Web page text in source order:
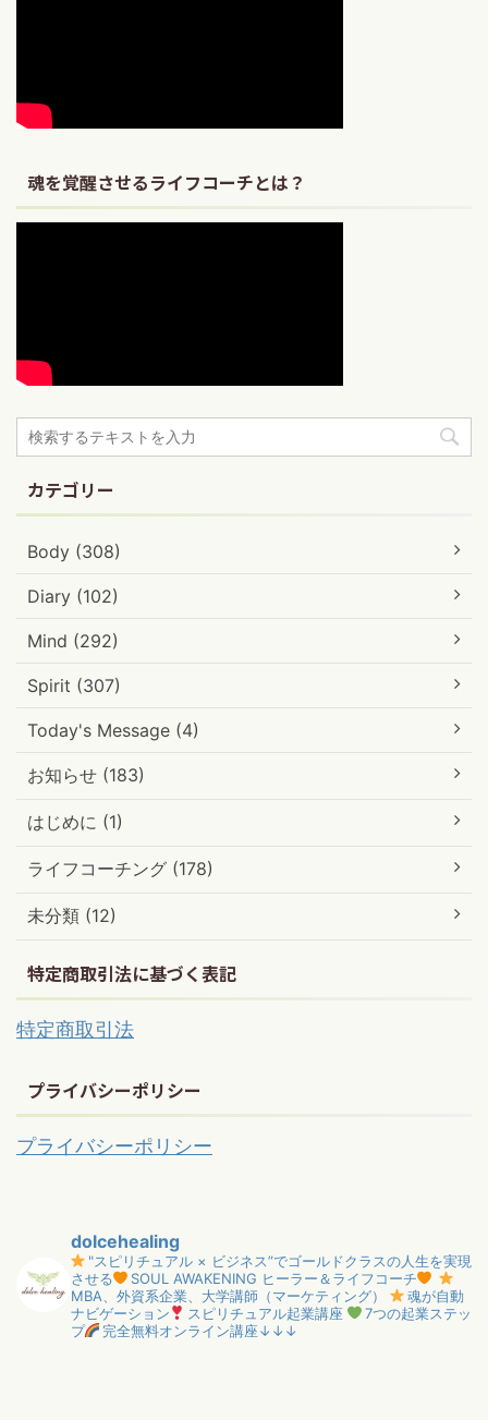
魂を覚醒させるライフコーチとは？
カテゴリー
Body (308)
Diary (102)
Mind (292)
Spirit (307)
Today's Message (4)
お知らせ (183)
はじめに (1)
ライフコーチング (178)
未分類 (12)
特定商取引法に基づく表記
特定商取引法
プライバシーポリシー
プライバシーポリシー
dolcehealing
"スピリチュアル × ビジネス”でゴールドクラスの人生を実現
させる
SOUL AWAKENING ヒーラー＆ライフコーチ
MBA、外資系企業、大学講師（マーケティング）
魂が自動
ナビゲーション
スピリチュアル起業講座
7つの起業ステッ
プ
完全無料オンライン講座↓↓↓